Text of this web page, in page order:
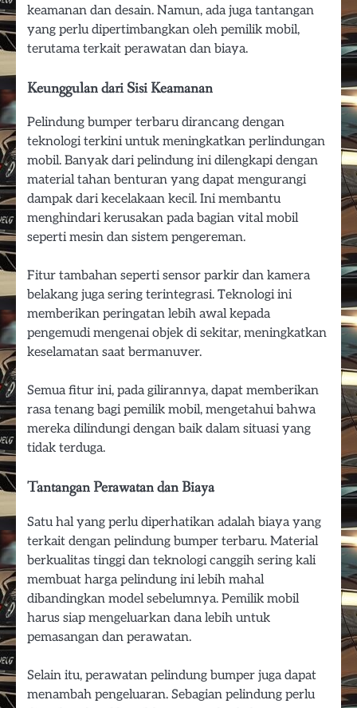
keamanan dan desain. Namun, ada juga tantangan
yang perlu dipertimbangkan oleh pemilik mobil,
terutama terkait perawatan dan biaya.
Keunggulan dari Sisi Keamanan
Pelindung bumper terbaru dirancang dengan
teknologi terkini untuk meningkatkan perlindungan
mobil. Banyak dari pelindung ini dilengkapi dengan
material tahan benturan yang dapat mengurangi
dampak dari kecelakaan kecil. Ini membantu
menghindari kerusakan pada bagian vital mobil
seperti mesin dan sistem pengereman.
Fitur tambahan seperti sensor parkir dan kamera
belakang juga sering terintegrasi. Teknologi ini
memberikan peringatan lebih awal kepada
pengemudi mengenai objek di sekitar, meningkatkan
keselamatan saat bermanuver.
Semua fitur ini, pada gilirannya, dapat memberikan
rasa tenang bagi pemilik mobil, mengetahui bahwa
mereka dilindungi dengan baik dalam situasi yang
tidak terduga.
Tantangan Perawatan dan Biaya
Satu hal yang perlu diperhatikan adalah biaya yang
terkait dengan pelindung bumper terbaru. Material
berkualitas tinggi dan teknologi canggih sering kali
membuat harga pelindung ini lebih mahal
dibandingkan model sebelumnya. Pemilik mobil
harus siap mengeluarkan dana lebih untuk
pemasangan dan perawatan.
Selain itu, perawatan pelindung bumper juga dapat
menambah pengeluaran. Sebagian pelindung perlu